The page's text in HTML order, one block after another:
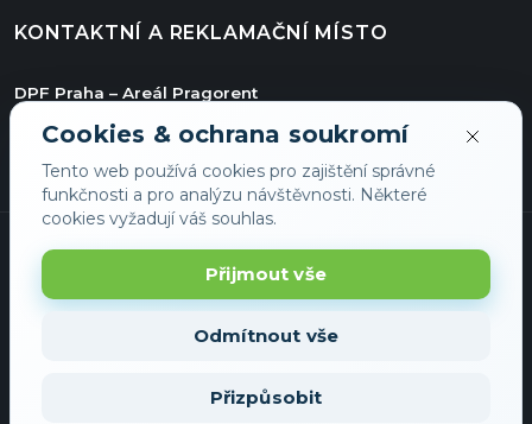
KONTAKTNÍ A REKLAMAČNÍ MÍSTO
DPF Praha – Areál Pragorent
Jiřího ze Vtelna 1731/11
193 00 Praha
Cookies & ochrana soukromí
Tento web používá cookies pro zajištění správné
funkčnosti a pro analýzu návštěvnosti. Některé
cookies vyžadují váš souhlas.
Přijmout vše
Odmítnout vše
Přizpůsobit